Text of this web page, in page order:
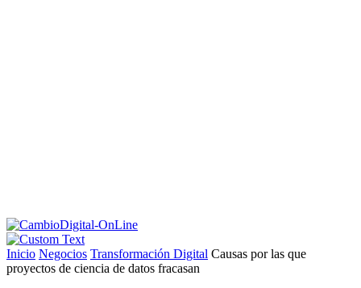
Inicio Negocios Transformación Digital Causas por las que
proyectos de ciencia de datos fracasan